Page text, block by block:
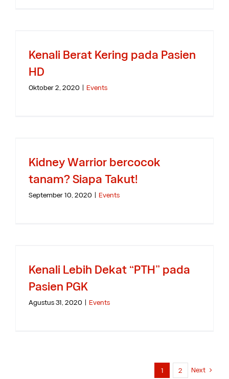
Kenali Berat Kering pada Pasien
HD
Oktober 2, 2020 Events
Kidney Warrior bercocok
tanam? Siapa Takut!
September 10, 2020 Events
Kenali Lebih Dekat “PTH” pada
Pasien PGK
Agustus 31, 2020 Events
1 2 Next